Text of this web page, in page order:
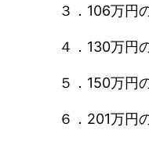
３．106万円
４．130万円
５．150万円
６．201万円